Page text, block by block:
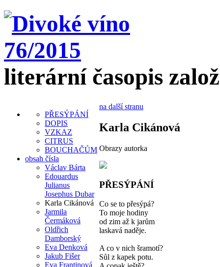
literární časopis
PŘESÝPÁNÍ
DOPIS
VZKAZ
CITRUS
BOUCHAČŮM
obsah čísla
Václav Bárta
Edouardus
Julianus
Josephus Dubar
Karla Cikánová
Jarmila
Čermáková
Oldřich
Damborský
Eva Denková
Jakub Fišer
Eva Frantinová
na další stranu
Karla Cikánová
Obrazy autorka
PŘESÝPÁNÍ
Co se to přesýpá?
To moje hodiny
od zim až k jarům
laskavá naděje.
A co v nich šramotí?
Sůl z kapek potu.